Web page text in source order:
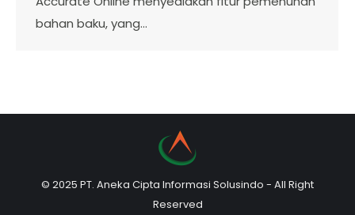
bahan baku, yang…
© 2025 PT. Aneka Cipta Informasi Solusindo - All Right
Reserved